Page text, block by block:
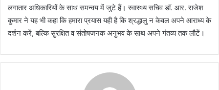
लगातार अधिकारियों के साथ समन्वय में जुटे हैं। स्वास्थ्य सचिव डॉ. आर. राजेश
कुमार ने यह भी कहा कि हमारा प्रयास यही है कि श्रद्धालु न केवल अपने आराध्य के
दर्शन करें, बल्कि सुरक्षित व संतोषजनक अनुभव के साथ अपने गंतव्य तक लौटें।